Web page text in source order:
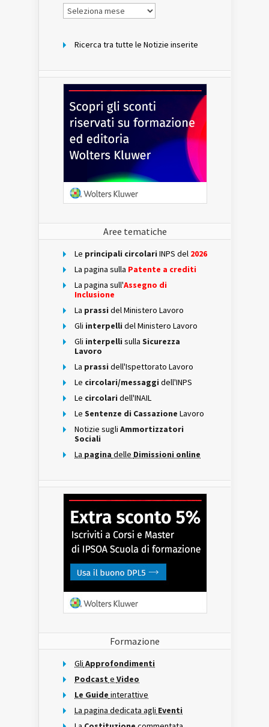
Notizie
per
Ricerca tra tutte le Notizie inserite
Aree tematiche
Le principali circolari INPS del 2026
La pagina sulla Patente a crediti
La pagina sull'Assegno di
Inclusione
La prassi del Ministero Lavoro
Gli interpelli del Ministero Lavoro
Gli interpelli sulla Sicurezza
Lavoro
La prassi dell'Ispettorato Lavoro
Le circolari/messaggi dell'INPS
Le circolari dell'INAIL
Le Sentenze di Cassazione Lavoro
Notizie sugli Ammortizzatori
Sociali
La pagina delle Dimissioni online
Formazione
Gli Approfondimenti
Podcast e Video
Le Guide interattive
La pagina dedicata agli Eventi